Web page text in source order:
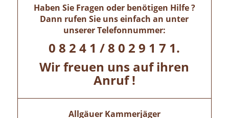
Haben Sie Fragen oder benötigen Hilfe ?
Dann rufen Sie uns einfach an unter
unserer Telefonnummer:
0 8 2 4 1 / 8 0 2 9 1 7 1.
Wir freuen uns auf ihren
Anruf !
Allgäuer Kammerjäger